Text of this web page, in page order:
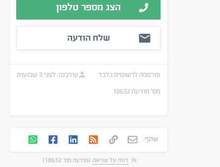
הצג מספר טלפון
שלח הודעה
פורסמה לרשומים בלבד עודכנה:לפני 3 שבועות
מס׳ מודעה
שתף:
דווח על שגיאה (מודעה מס' 18632)